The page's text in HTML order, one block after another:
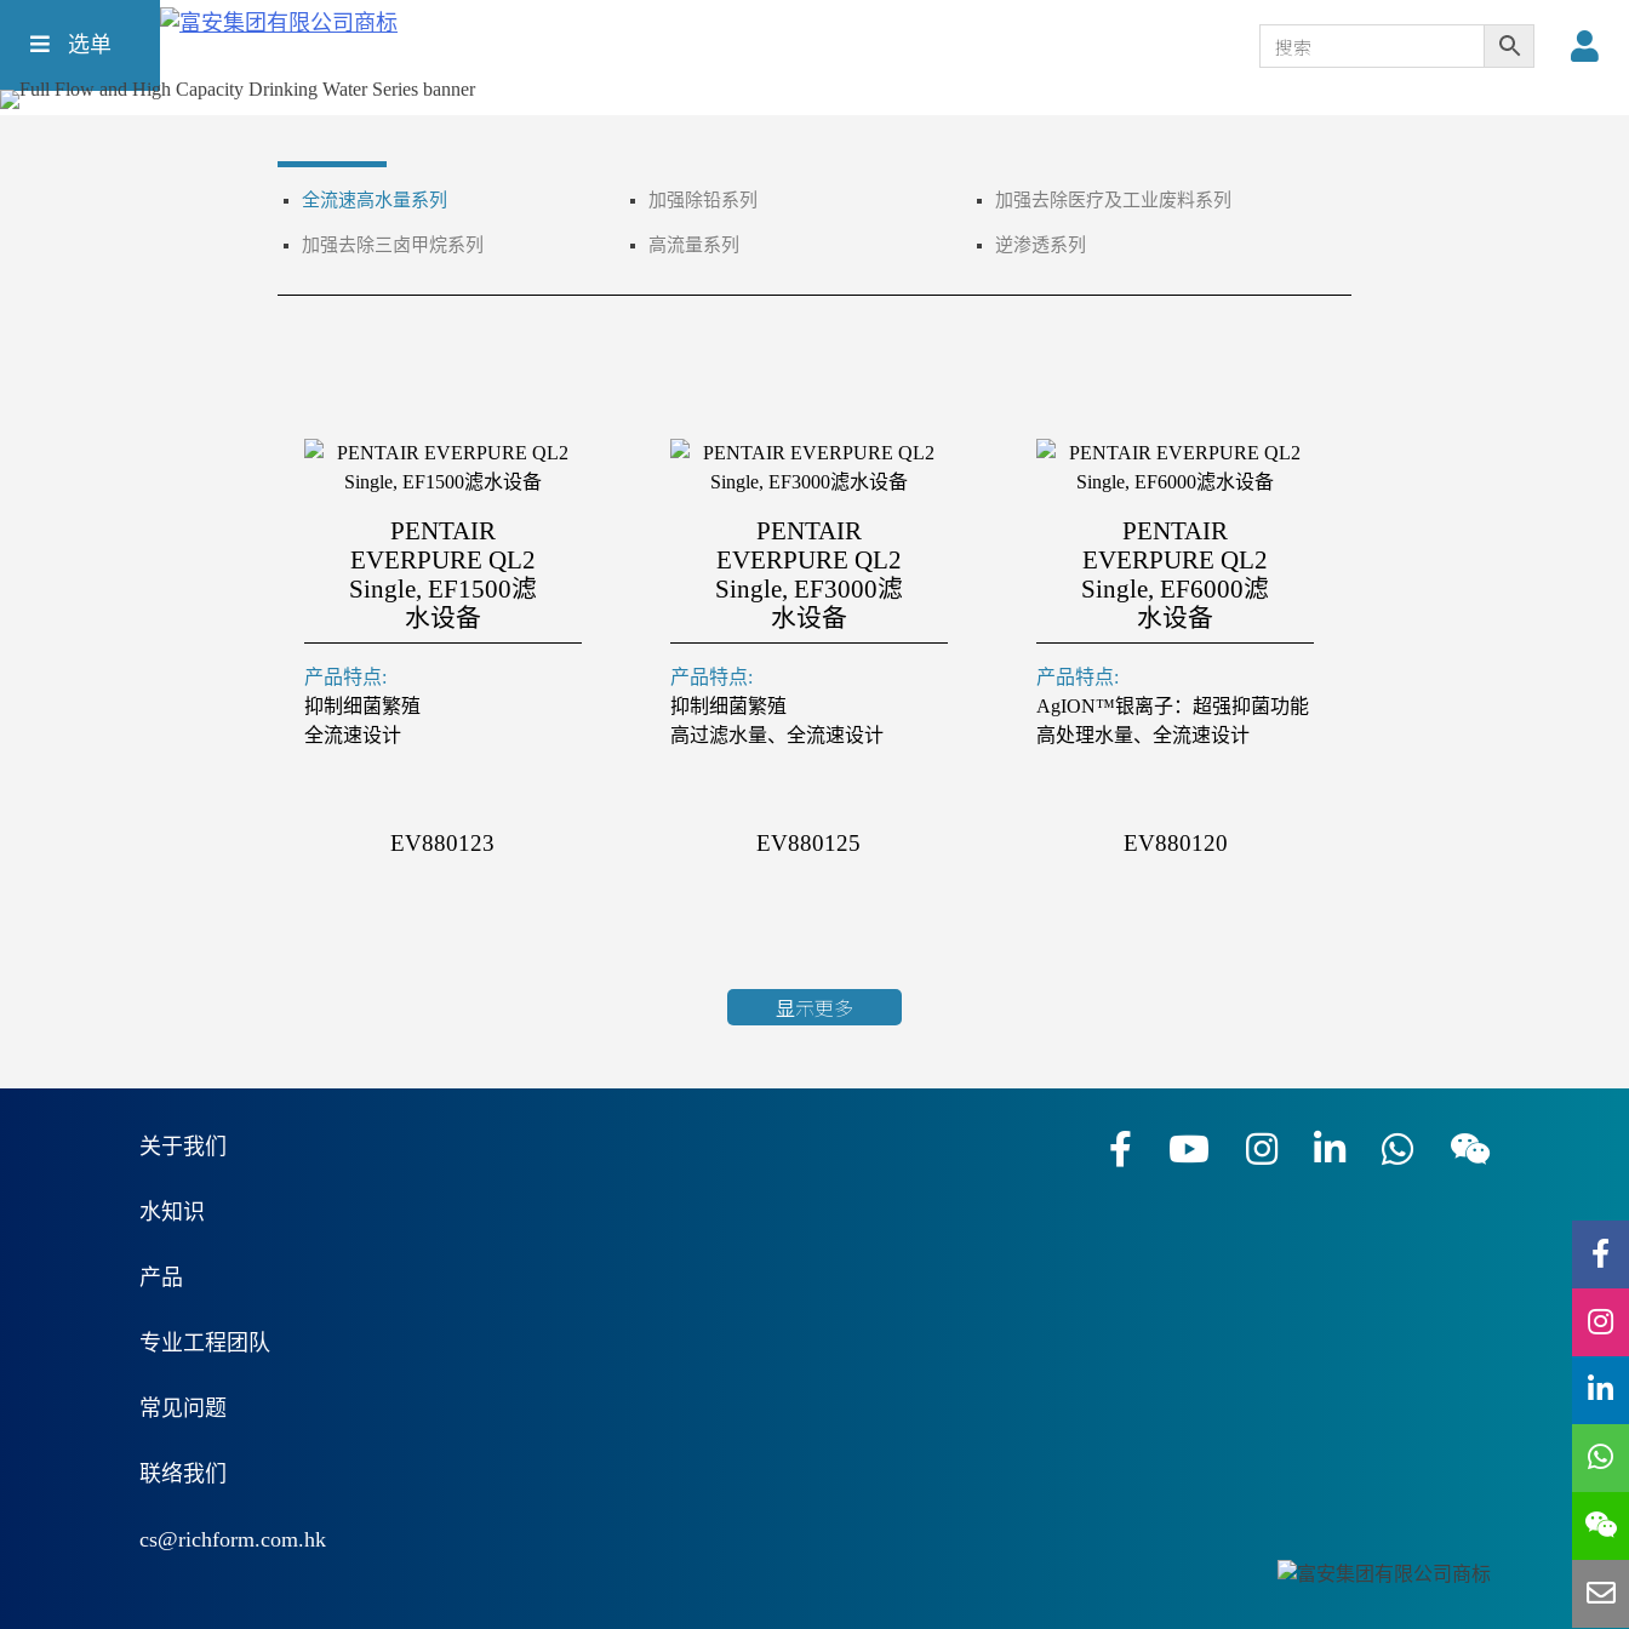
选单
全流速高水量系列 加强除铅系列 加强去除医疗及工业废料系列
加强去除三卤甲烷系列 高流量系列 逆渗透系列
PENTAIR
EVERPURE QL2
Single, EF1500滤
水设备
产品特点:
抑制细菌繁殖
全流速设计
EV880123
PENTAIR
EVERPURE QL2
Single, EF3000滤
水设备
产品特点:
抑制细菌繁殖
高过滤水量、全流速设计
EV880125
PENTAIR
EVERPURE QL2
Single, EF6000滤
水设备
产品特点:
AgION™银离子：超强抑菌功能
高处理水量、全流速设计
EV880120
显示更多
关于我们
水知识
产品
专业工程团队
常见问题
联络我们
cs@richform.com.hk